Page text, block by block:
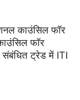
काउंसिल फॉर
फॉर
संबंधित ट्रेड में ITI